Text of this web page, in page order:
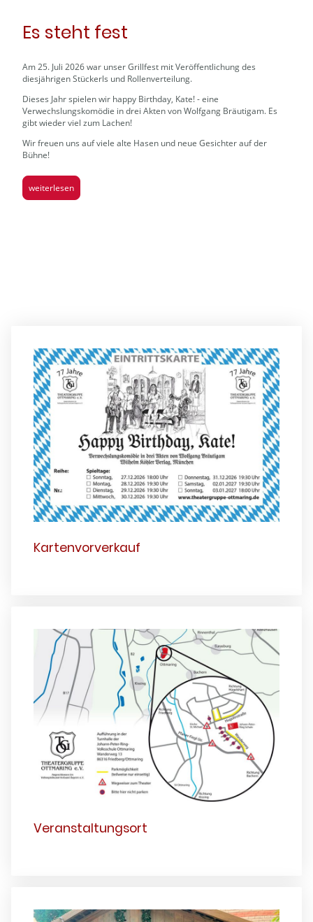
Es steht fest
Am 25. Juli 2026 war unser Grillfest mit Veröffentlichung des
diesjährigen Stückerls und Rollenverteilung.
Dieses Jahr spielen wir happy Birthday, Kate! - eine
Verwechslungskomödie in drei Akten von Wolfgang Bräutigam. Es
gibt wieder viel zum Lachen!
Wir freuen uns auf viele alte Hasen und neue Gesichter auf der
Bühne!
weiterlesen
Kartenvorverkauf
Veranstaltungsort